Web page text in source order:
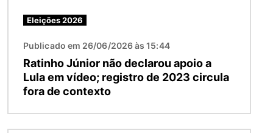
Eleições 2026
Publicado em 26/06/2026 às 15:44
Ratinho Júnior não declarou apoio a
Lula em vídeo; registro de 2023 circula
fora de contexto